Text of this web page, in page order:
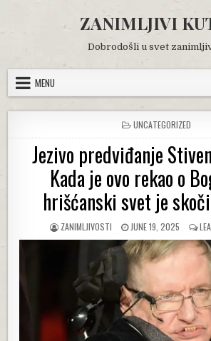
content
ZANIMLJIVI
Dobrodošli u svet
MENU
POSTED
IN
UNCATEGORIZED
Jezivo predviđanje
Kada je ovo rekao o
hrišćanski svet je
AUTHOR:
ZANIMLJIVOSTI
PUBLISHED
DATE:
JUNE 19, 2025